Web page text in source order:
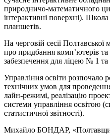
природничо-математичного
інтерактивні поверхні).
планшетів.
На черговій сесії
про придбання комп’ютерів
забезпечення для ліцею № 1 та
Управління освіти розпочало
технічних умов для
лайн-режимі, реалізацію
системи управління освітою
статистичної звітності).
Михайло БОНДАР,